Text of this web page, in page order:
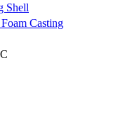
Shell
Casting